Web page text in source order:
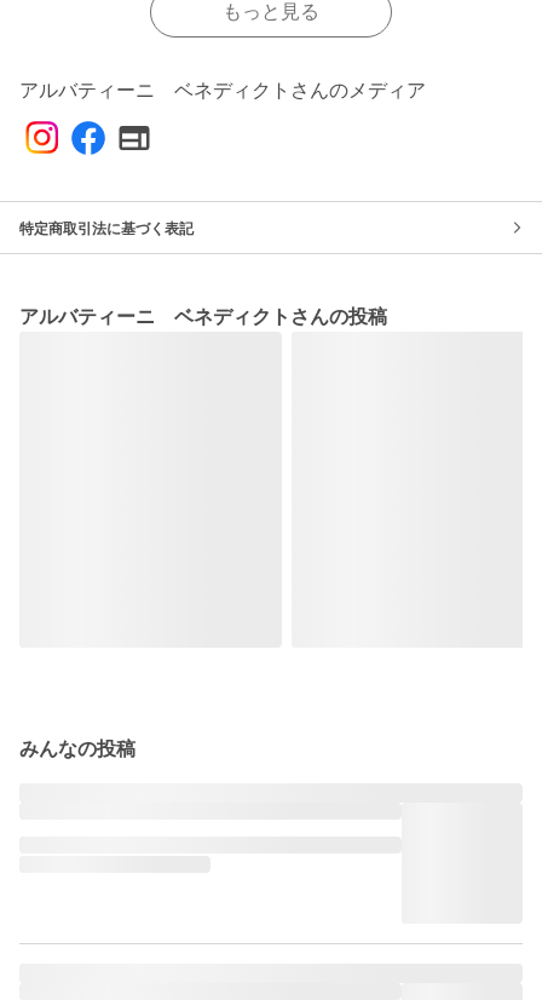
もっと見る
アルバティーニ ベネディクトさんのメディア
特定商取引法に基づく表記
アルバティーニ ベネディクトさんの投稿
みんなの投稿